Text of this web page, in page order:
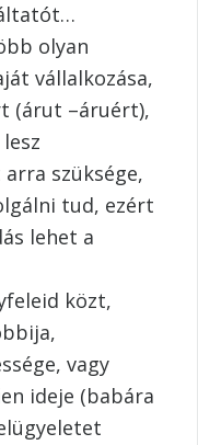
olyan
vállalkozása,
(árut –áruért),
szüksége,
tud, ezért
lehet a
közt,
vagy
ideje (babára